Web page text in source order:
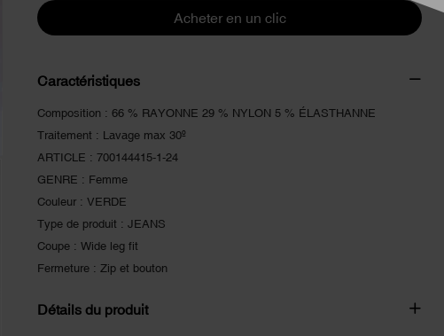
Acheter en un clic
Caractéristiques
Composition : 66 % RAYONNE 29 % NYLON 5 % ÉLASTHANNE
Traitement : Lavage max 30º
ARTICLE : 700144415-1-24
GENRE : Femme
Couleur : VERDE
Type de produit : JEANS
Coupe : Wide leg fit
Fermeture : Zip et bouton
Détails du produit